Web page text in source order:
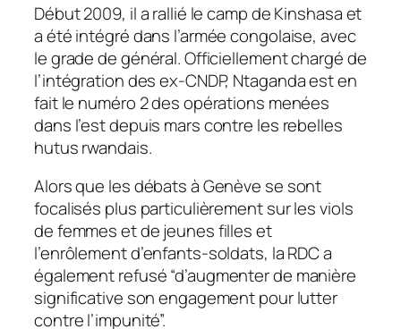
Début 2009, il a rallié le camp de Kinshasa et
a été intégré dans l’armée congolaise, avec
le grade de général. Officiellement chargé de
l’intégration des ex-CNDP, Ntaganda est en
fait le numéro 2 des opérations menées
dans l’est depuis mars contre les rebelles
hutus rwandais.
Alors que les débats à Genève se sont
focalisés plus particulièrement sur les viols
de femmes et de jeunes filles et
l’enrôlement d’enfants-soldats, la RDC a
également refusé “d’augmenter de manière
significative son engagement pour lutter
contre l’impunité”.